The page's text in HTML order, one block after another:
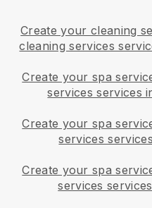
Create your cleaning
cleaning services
Create your spa
services services
Create your spa
services
Create your spa
services